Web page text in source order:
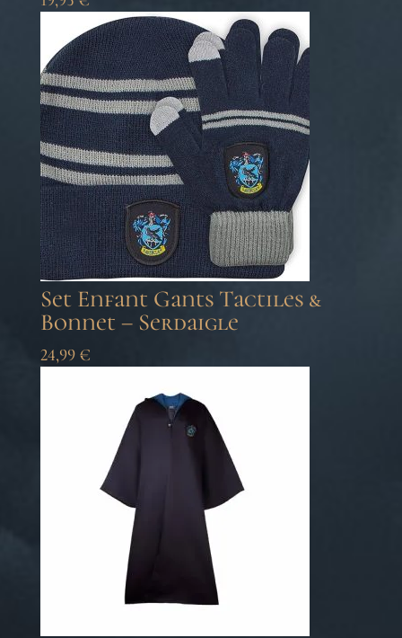
Set Enfant Gants Tactiles &
Bonnet – Serdaigle
24,99 €